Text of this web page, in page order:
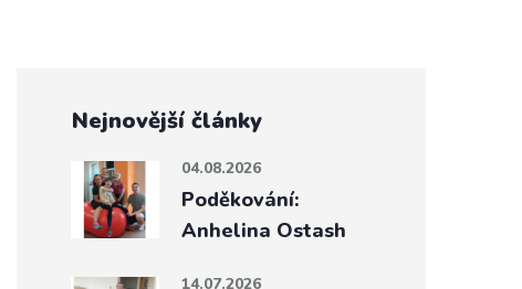
Nejnovější články
04.08.2026
Poděkování:
Anhelina Ostash
14.07.2026